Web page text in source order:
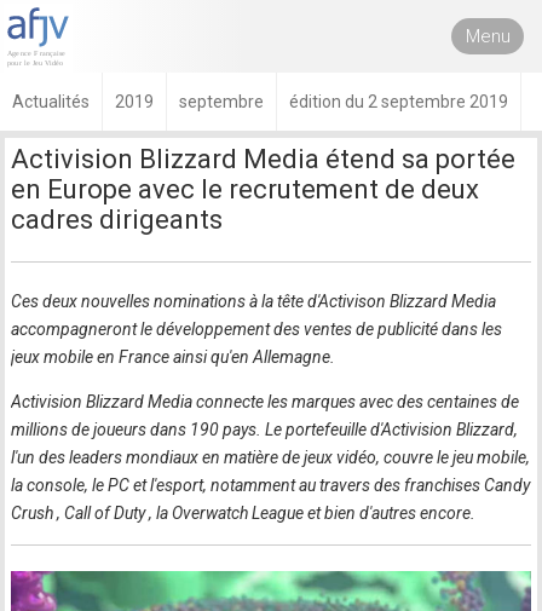
Menu
Actualités 2019 septembre édition du 2 septembre 2019
Activision Blizzard Media étend sa portée
en Europe avec le recrutement de deux
cadres dirigeants
Ces deux nouvelles nominations à la tête d'Activison Blizzard Media
accompagneront le développement des ventes de publicité dans les
jeux mobile en France ainsi qu'en Allemagne.
Activision Blizzard Media connecte les marques avec des centaines de
millions de joueurs dans 190 pays. Le portefeuille d'Activision Blizzard,
l'un des leaders mondiaux en matière de jeux vidéo, couvre le jeu mobile,
la console, le PC et l'esport, notamment au travers des franchises Candy
Crush , Call of Duty , la Overwatch League et bien d'autres encore.